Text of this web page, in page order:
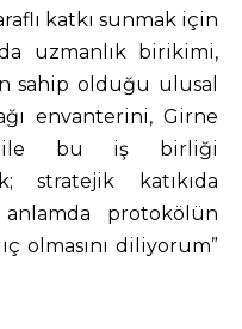
katkı sunmak için
uzmanlık birikimi,
sahip olduğu ulusal
envanterini, Girne
ile bu iş birliği
stratejik katıkıda
protokölün
olmasını diliyorum”